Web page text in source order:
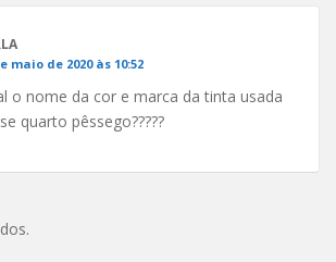
maio de 2020 às 10:52
o nome da cor e marca da tinta usada
quarto pêssego?????